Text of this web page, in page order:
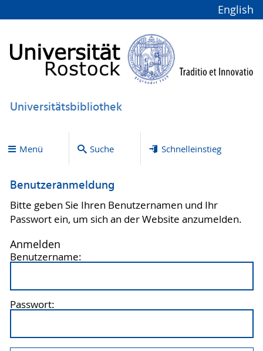
English
Universitätsbibliothek
Menü Suche Schnelleinstieg
Benutzeranmeldung
Bitte geben Sie Ihren Benutzernamen und Ihr
Passwort ein, um sich an der Website anzumelden.
Anmelden
Benutzername:
Passwort: